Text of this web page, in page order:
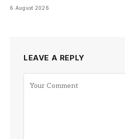
6 August 2026
LEAVE A REPLY